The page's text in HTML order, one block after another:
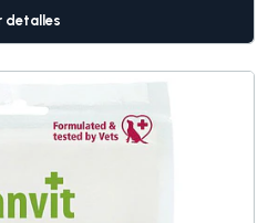
detalles